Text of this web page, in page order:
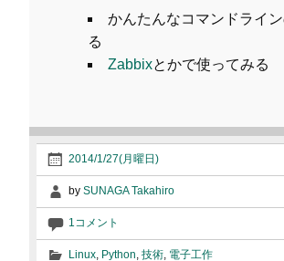
かんたんなコマンドライン
る
Zabbixとかで使ってみる
2014/1/27(月曜日)
by SUNAGA Takahiro
1コメント
Linux, Python, 技術, 電子工作